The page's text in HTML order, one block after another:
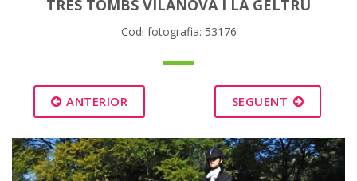
TRES TOMBS VILANOVA I LA GELTRÚ
Codi fotografia: 53176
ANTERIOR SEGÜENT